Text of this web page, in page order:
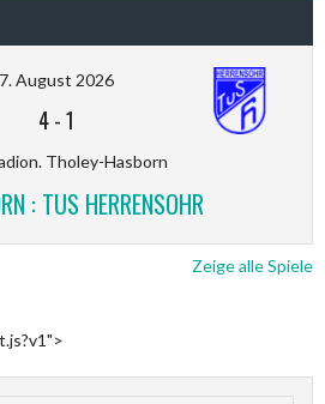
7. August 2026
4-1
Tholey-Hasborn
: TUS HERRENSOHR
Zeige alle Spiele